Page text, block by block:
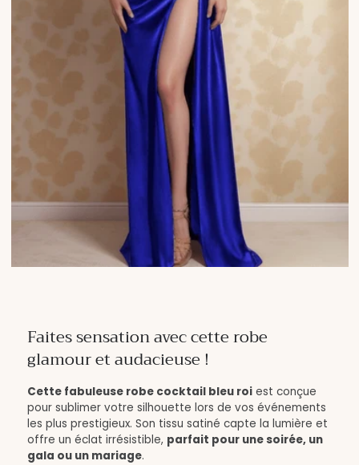
Faites sensation avec cette robe
glamour et audacieuse !
Cette fabuleuse robe cocktail bleu roiest conçue
pour sublimer votre silhouette lors de vos événements
les plus prestigieux. Son tissu satiné capte la lumière et
offre un éclat irrésistible, parfait pour une soirée, un
gala ou un mariage.